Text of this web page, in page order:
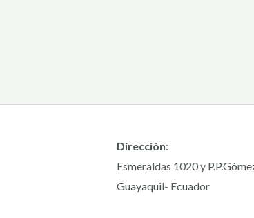
Dirección:
Esmeraldas 1020 y
Guayaquil- Ecuador